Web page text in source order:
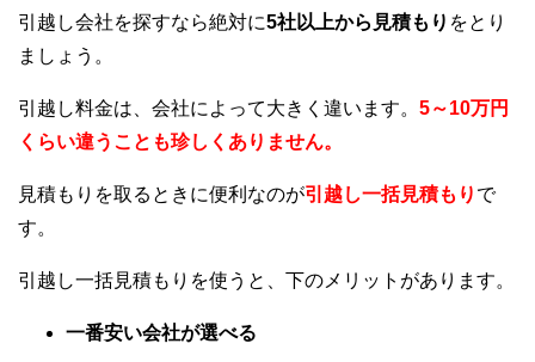
引越し会社を探すなら絶対に5社以上から見積もり をとり
ましょう。
引越し料金は、会社によって大きく違います。 5～10万円
くらい違うことも珍しくありません。
見積もりを取るときに便利なのが引越し一括見積もり で
す。
引越し一括見積もりを使うと、下のメリットがあります。
一番安い会社が選べる